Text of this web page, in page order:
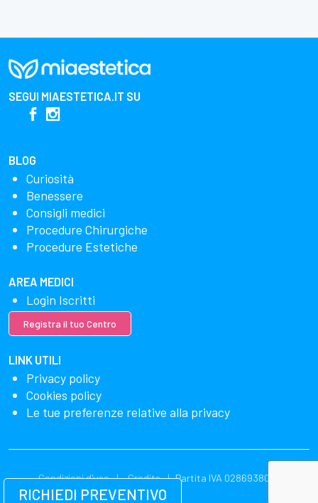
SEGUI MIAESTETICA.IT SU
BLOG
Curiosità
Benessere
Consigli medici
Procedure Chirurgiche
Procedure Estetiche
AREA MEDICI
Login Iscritti
Registra il tuo Centro
LINK UTILI
Privacy policy
Cookies policy
Le tue preferenze relative alla privacy
Condizioni d'uso Credits Partita IVA 02869380549
RICHIEDI PREVENTIVO